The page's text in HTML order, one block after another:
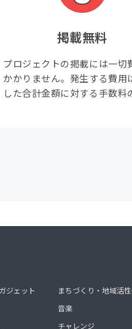
掲載無料
プロジェクトの掲載には一切
かかりません。発生する費用
した合計金額に対する手数料
ジェット
まちづくり・地域活
音楽
チャレンジ